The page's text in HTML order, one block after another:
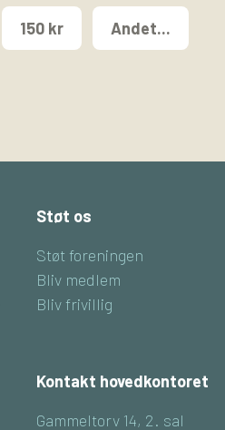
150 kr Andet...
Støt os
Støt foreningen
Bliv medlem
Bliv frivillig
Kontakt hovedkontoret
Gammeltorv 14, 2. sal